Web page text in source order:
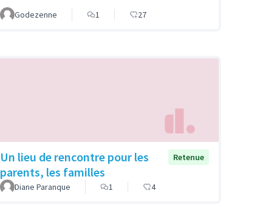
Godezenne 1 27
Un lieu de rencontre pour les
parents, les familles
Retenue
Diane Paranque 1 4